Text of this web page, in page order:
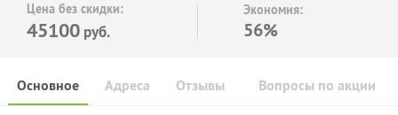
Цена без скидки:
45100 руб.
Экономия:
56%
Основное Отзывы Вопросы по акции
Адреса